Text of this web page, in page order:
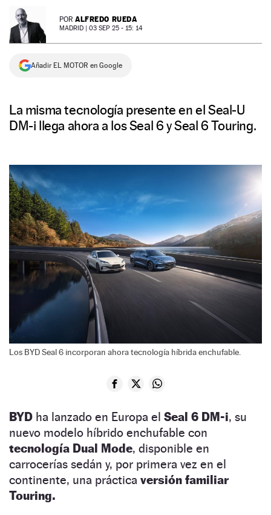
NEWSLETTER POR ALFREDO RUEDA
MADRID | 03 SEP 25 - 15: 14
Añadir EL MOTOR en Google
La misma tecnología presente en el Seal-U
DM-i llega ahora a los Seal 6 y Seal 6 Touring.
Los BYD Seal 6 incorporan ahora tecnología híbrida enchufable.
BYD ha lanzado en Europa el Seal 6 DM-i, su
nuevo modelo híbrido enchufable con
tecnología Dual Mode, disponible en
carrocerías sedán y, por primera vez en el
continente, una práctica versión familiar
Touring.